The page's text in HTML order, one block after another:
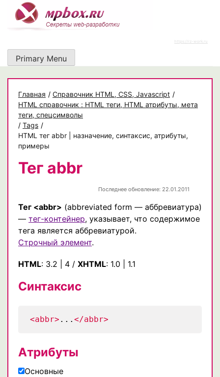
content
https://rz-work.ru
Primary Menu
Главная / Cправочник HTML, CSS, Javascript /
HTML справочник : HTML теги, HTML атрибуты, мета
теги, спецсимволы
/ Tags /
HTML тег abbr | назначение, синтаксис, атрибуты,
примеры
Тег abbr
Последнее обновление: 22.01.2011
Тег <abbr> (abbreviated form — аббревиатура)
— тег-контейнер, указывает, что содержимое
тега является аббревиатурой.
Строчный элемент.
HTML: 3.2 4 / XHTML: 1.0 1.1
Синтаксис
<abbr> ... </abbr>
Атрибуты
Основные